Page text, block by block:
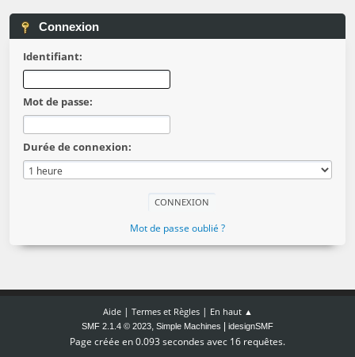
Connexion
Identifiant:
Mot de passe:
Durée de connexion:
Mot de passe oublié ?
Aide| Termes et Règles| En haut ▲
SMF 2.1.4 © 2023, Simple Machines idesignSMF
Page créée en 0.093 secondes avec 16 requêtes.